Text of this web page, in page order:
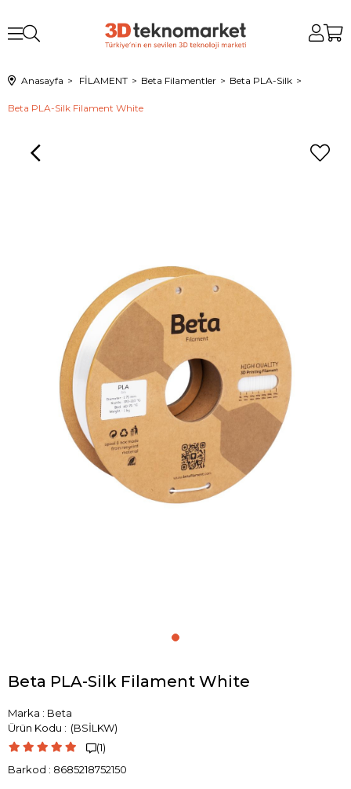
Anasayfa FİLAMENT Beta Filamentler Beta PLA-Silk
Beta PLA-Silk Filament White
Beta PLA-Silk Filament White
Marka : Beta
(BSİLKW)
(1)
Barkod : 8685218752150